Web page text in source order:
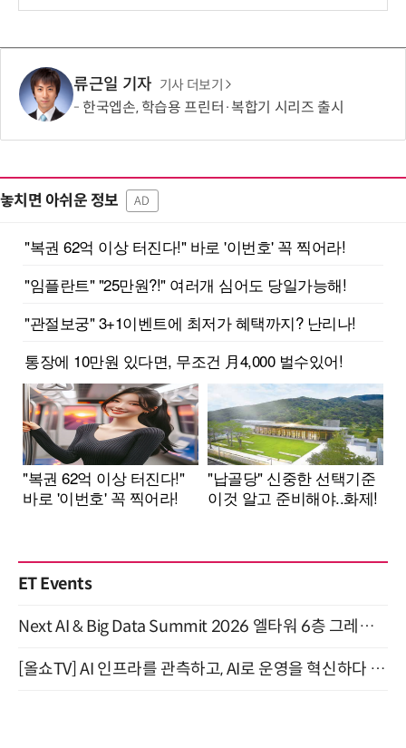
류근일 기자 기사 더보기
한국엡손, 학습용 프린터·복합기 시리즈 출시
놓치면 아쉬운 정보 AD
ET Events
Next AI & Big Data Summit 2026 엘타워 6층 그레이스홀 개최 (9/18)
[올쇼TV] AI 인프라를 관측하고, AI로 운영을 혁신하다 (8월 11일 생방송)